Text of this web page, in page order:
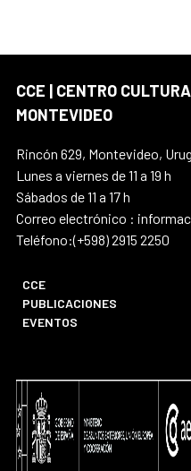
CCE | CENTRO
MONTEVIDEO
Rincón 629, Montevideo,
Lunes a viernes de 11 a 19 h
Sábados de 11 a 17 h
Correo electrónico :
Teléfono:(+598) 2915 2250
CCE
PUBLICACIONES
EVENTOS